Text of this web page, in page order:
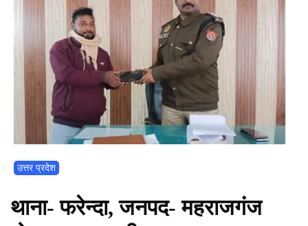
उत्तर प्रदेश
थाना- फरेन्दा, जनपद- महराजगंज